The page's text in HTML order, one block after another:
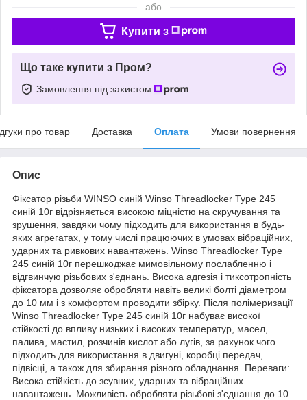
або
Купити з
Що таке купити з Пром?
Замовлення під захистом
про товар Доставка Оплата Умови повернення
Опис
Фіксатор різьби WINSO синій Winso Threadlocker Type 245
синій 10г відрізняється високою міцністю на скручування та
зрушення, завдяки чому підходить для використання в будь-
яких агрегатах, у тому числі працюючих в умовах вібраційних,
ударних та ривкових навантажень. Winso Threadlocker Type
245 синій 10г перешкоджає мимовільному послабленню і
відгвинчую різьбових з'єднань. Висока адгезія і тиксотропність
фіксатора дозволяє обробляти навіть великі болті діаметром
до 10 мм і з комфортом проводити збірку. Після полімеризації
Winso Threadlocker Type 245 синій 10г набуває високої
стійкості до впливу низьких і високих температур, масел,
палива, мастил, розчинів кислот або лугів, за рахунок чого
підходить для використання в двигуні, коробці передач,
підвісці, а також для збирання різного обладнання. Переваги:
Висока стійкість до зсувних, ударних та вібраційних
навантажень. Можливість обробляти різьбові з'єднання до 10